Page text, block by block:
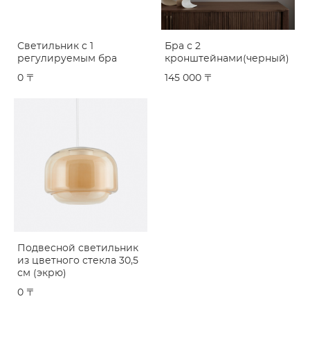
Светильник с 1
регулируемым бра
0 〒
Бра с 2
кронштейнами(черный)
145 000 〒
Подвесной светильник
из цветного стекла 30,5
см (экрю)
0 〒